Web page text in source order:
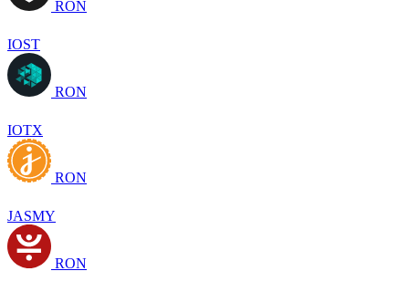
RON
IOST
RON
IOTX
RON
JASMY
RON